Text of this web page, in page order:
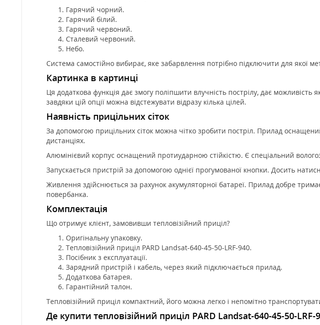
Гарячий чорний.
Гарячий білий.
Гарячий червоний.
Сталевий червоний.
Небо.
Система самостійно вибирає, яке забарвлення потрібно підключити для якої
Картинка в картинці
Ця додаткова функція дає змогу поліпшити влучність пострілу, дає можливість
завдяки цій опції можна відстежувати відразу кілька цілей.
Наявність прицільних сіток
За допомогою прицільних сіток можна чітко зробити постріл. Прилад
дистанціях.
Алюмінієвий корпус оснащений протиударною стійкістю. Є спеціальний
Запускається пристрій за допомогою однієї прогумованої кнопки. Досить
Живлення здійснюється за рахунок акумуляторної батареї. Прилад добре
повербанка.
Комплектація
Що отримує клієнт, замовивши тепловізійний приціл?
Оригінальну упаковку.
Тепловізійний приціл PARD Landsat-640-45-50-LRF-940.
Посібник з експлуатації.
Зарядний пристрій і кабель, через який підключається прилад.
Додаткова батарея.
Гарантійний талон.
Тепловізійний приціл компактний, його можна легко і непомітно
Де купити тепловізійний приціл PARD Landsat-640-45-50-LRF-